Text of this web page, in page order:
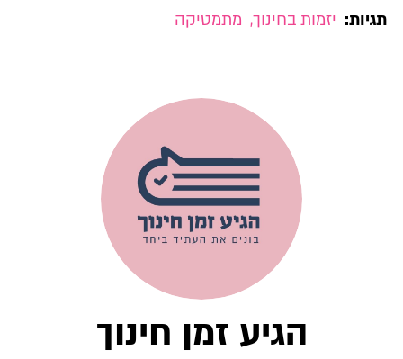
תגיות: יזמות בחינוך, מתמטיקה
הגיע זמן חינוך